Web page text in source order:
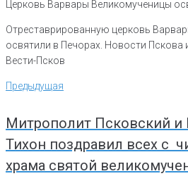
Церковь Варвары Великомученицы
Отреставрированную церковь
освятили в Печорах. Новости Пскова
Вести-Псков
Навигация
по
Предыдущая
Предыдущая
Митрополит Псковский и
Тихон поздравил всех с
храма святой